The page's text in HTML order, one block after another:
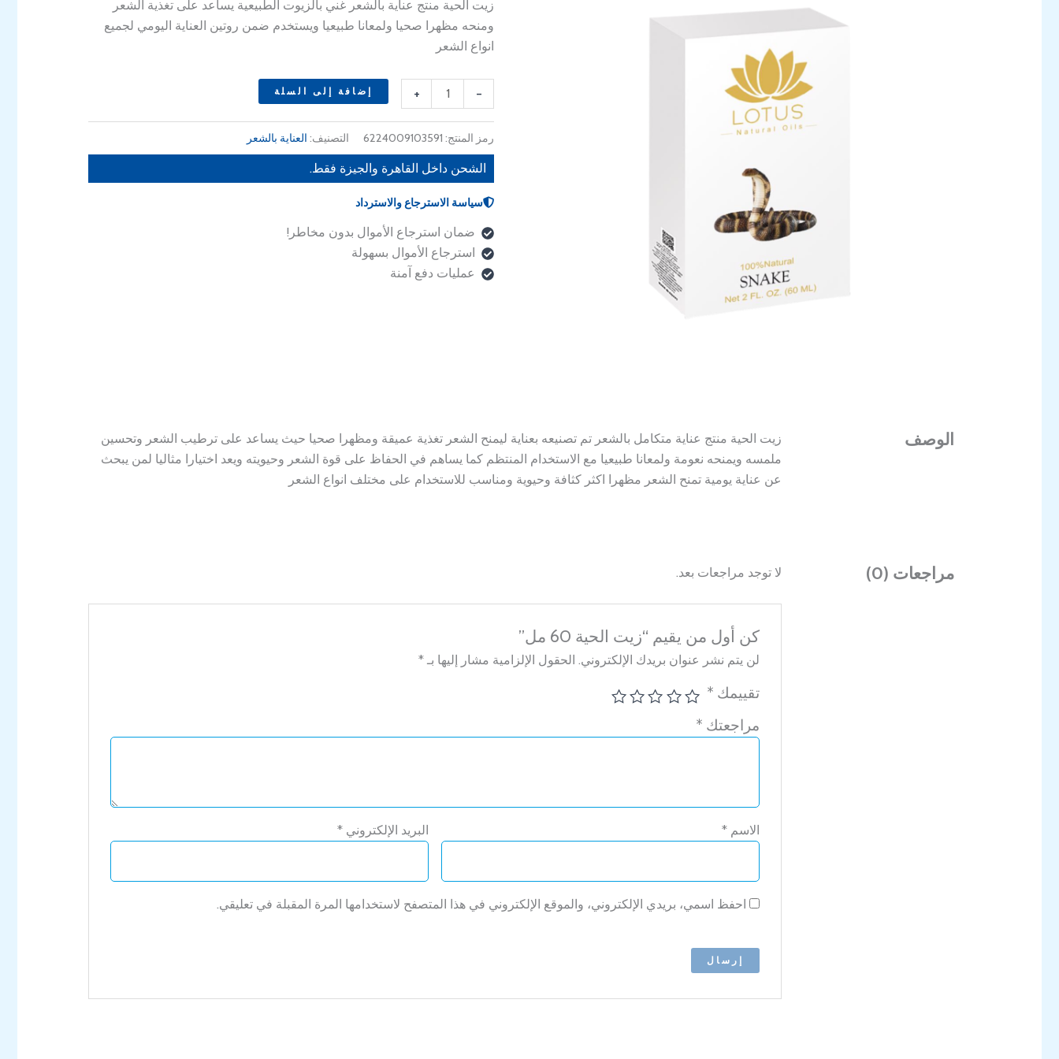
160 EGP.
134 EGP.
زيت الحية منتج عناية بالشعر غني بالزيوت الطبيعية يساعد على تغذية الشعر
ومنحه مظهرا صحيا ولمعانا طبيعيا ويستخدم ضمن روتين العناية اليومي لجميع
انواع الشعر
-
–
60
ml
+ إضافة إلى السلة
رمز المنتج: 6224009103591 التصنيف: العناية بالشعر
الشحن داخل القاهرة والجيزة فقط.
سياسة الاسترجاع والاسترداد
ضمان استرجاع الأموال بدون مخاطر!
استرجاع الأموال بسهولة
عمليات دفع آمنة
الوصف
زيت الحية منتج عناية متكامل بالشعر تم تصنيعه بعناية ليمنح الشعر تغذية عميقة ومظهرا صحيا حيث يساعد على ترطيب الشعر وتحسين
ملمسه ويمنحه نعومة ولمعانا طبيعيا مع الاستخدام المنتظم كما يساهم في الحفاظ على قوة الشعر وحيويته ويعد اختيارا مثاليا لمن يبحث
عن عناية يومية تمنح الشعر مظهرا اكثر كثافة وحيوية ومناسب للاستخدام على مختلف انواع الشعر
It’s nice to meet you.
Subscribe to get new arrivals and special
offers delivered straight to your inbox.
مراجعات (0) لا توجد مراجعات بعد.
كن أول من يقيم “زيت الحية 60 مل”
لن يتم نشر عنوان بريدك الإلكتروني. الحقول الإلزامية مشار إليها بـ *
تقييمك *
مراجعتك *
الاسم * البريد الإلكتروني*
احفظ اسمي، بريدي الإلكتروني، والموقع الإلكتروني في هذا المتصفح لاستخدامها المرة المقبلة في تعليقي.